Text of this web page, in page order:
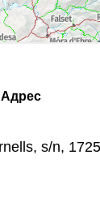
Адрес
s/n,